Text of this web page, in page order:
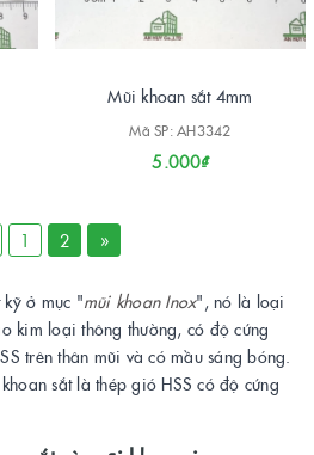
Mũi khoan sắt 4mm
Mã SP: AH3342
5.000₫
1 2 »
ở mục "mũi khoan Inox", nó là loại
kim loại thông thường, có độ cứng
trên thân mũi và có mầu sáng bóng.
sắt là thép gió HSS có độ cứng